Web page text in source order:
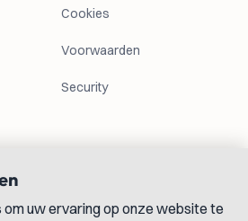
Cookies
Voorwaarden
Security
uw ervaring op onze website te